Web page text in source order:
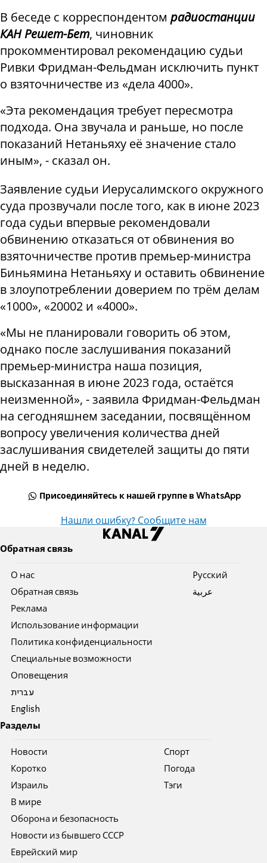
В беседе с корреспондентом радиостанции
КАН Решет-Бет, чиновник
прокомментировал рекомендацию судьи
Ривки Фридман-Фельдман исключить пункт
о взяточничестве из «дела 4000».
«Эта рекомендация требует пересмотра
подхода. Она звучала и раньше, но после
показаний Нетаньяху её значение стало
иным», - сказал он.
Заявление судьи Иерусалимского окружного
суда прозвучали после того, как в июне 2023
года судьи впервые рекомендовали
обвинению отказаться от обвинения во
взяточничестве против премьер-министра
Биньямина Нетаньяху и оставить обвинение
в злоупотреблении доверием по трём делам
«1000», «20002 и «4000».
«Мы не планировали говорить об этом,
однако после заслушивания показаний
премьер-министра наша позиция,
высказанная в июне 2023 года, остаётся
неизменной», - заявила Фридман-Фельдман
на сегодняшнем заседании, посвящённом
вопросу увеличения количества дней
заслушивания свидетелей защиты до пяти
дней в неделю.
Присоединяйтесь к нашей группе в WhatsApp
Нашли ошибку? Сообщите нам
Обратная связь
О нас
Обратная связь
Реклама
Использование информации
Политика конфиденциальности
Специальные возможности
Оповещения
עברית
English
Pусский
عربية
Разделы
Новости
Коротко
Израиль
В мире
Оборона и безопасность
Новости из бывшего СССР
Еврейский мир
Спорт
Погода
Тэги